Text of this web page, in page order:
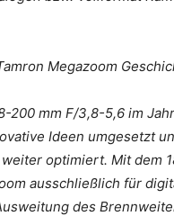
Megazoom
200 mm F/3,8-5,6 im
Ideen umgesetzt
optimiert. Mit dem
ausschließlich für
des